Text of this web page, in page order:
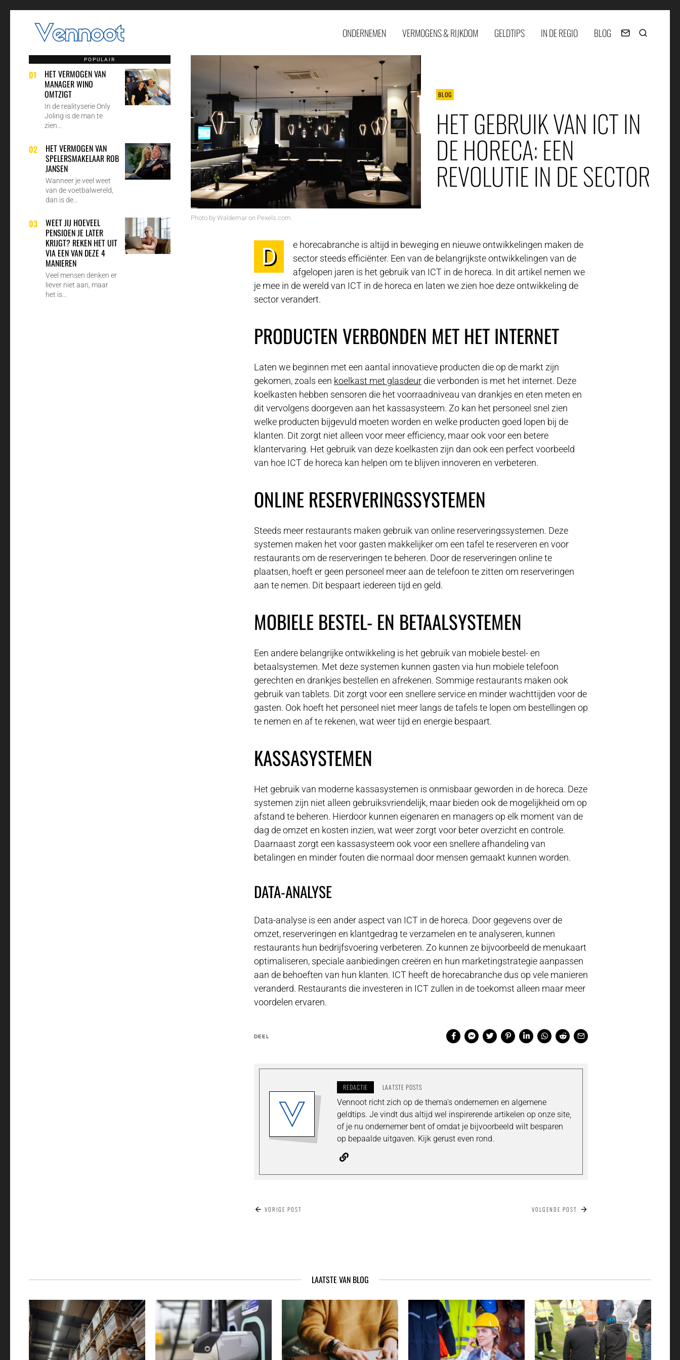
ONDERNEMEN VERMOGENS & RIJKDOM GELDTIPS IN DE REGIO BLOG
Photo by Waldemar on Pexels.com
BLOG
HET GEBRUIK VAN ICT IN
DE HORECA: EEN
REVOLUTIE IN DE SECTOR
D
e horecabranche is altijd in beweging en nieuwe ontwikkelingen maken de
sector steeds efficiënter. Een van de belangrijkste ontwikkelingen van de
afgelopen jaren is het gebruik van ICT in de horeca. In dit artikel nemen we
je mee in de wereld van ICT in de horeca en laten we zien hoe deze ontwikkeling de
sector verandert.
PRODUCTEN VERBONDEN MET HET INTERNET
Laten we beginnen met een aantal innovatieve producten die op de markt zijn
gekomen, zoals een koelkast met glasdeur die verbonden is met het internet. Deze
koelkasten hebben sensoren die het voorraadniveau van drankjes en eten meten en
dit vervolgens doorgeven aan het kassasysteem. Zo kan het personeel snel zien
welke producten bijgevuld moeten worden en welke producten goed lopen bij de
klanten. Dit zorgt niet alleen voor meer efficiency, maar ook voor een betere
klantervaring. Het gebruik van deze koelkasten zijn dan ook een perfect voorbeeld
van hoe ICT de horeca kan helpen om te blijven innoveren en verbeteren.
ONLINE RESERVERINGSSYSTEMEN
Steeds meer restaurants maken gebruik van online reserveringssystemen. Deze
systemen maken het voor gasten makkelijker om een tafel te reserveren en voor
restaurants om de reserveringen te beheren. Door de reserveringen online te
plaatsen, hoeft er geen personeel meer aan de telefoon te zitten om reserveringen
aan te nemen. Dit bespaart iedereen tijd en geld.
MOBIELE BESTEL- EN BETAALSYSTEMEN
Een andere belangrijke ontwikkeling is het gebruik van mobiele bestel- en
betaalsystemen. Met deze systemen kunnen gasten via hun mobiele telefoon
gerechten en drankjes bestellen en afrekenen. Sommige restaurants maken ook
gebruik van tablets. Dit zorgt voor een snellere service en minder wachttijden voor de
gasten. Ook hoeft het personeel niet meer langs de tafels te lopen om bestellingen op
te nemen en af te rekenen, wat weer tijd en energie bespaart.
KASSASYSTEMEN
Het gebruik van moderne kassasystemen is onmisbaar geworden in de horeca. Deze
systemen zijn niet alleen gebruiksvriendelijk, maar bieden ook de mogelijkheid om op
afstand te beheren. Hierdoor kunnen eigenaren en managers op elk moment van de
dag de omzet en kosten inzien, wat weer zorgt voor beter overzicht en controle.
Daarnaast zorgt een kassasysteem ook voor een snellere afhandeling van
betalingen en minder fouten die normaal door mensen gemaakt kunnen worden.
DATA-ANALYSE
Data-analyse is een ander aspect van ICT in de horeca. Door gegevens over de
omzet, reserveringen en klantgedrag te verzamelen en te analyseren, kunnen
restaurants hun bedrijfsvoering verbeteren. Zo kunnen ze bijvoorbeeld de menukaart
optimaliseren, speciale aanbiedingen creëren en hun marketingstrategie aanpassen
aan de behoeften van hun klanten. ICT heeft de horecabranche dus op vele manieren
veranderd. Restaurants die investeren in ICT zullen in de toekomst alleen maar meer
voordelen ervaren.
DEEL
REDACTIE LAATSTE POSTS
Vennoot richt zich op de thema's ondernemen en algemene
geldtips. Je vindt dus altijd wel inspirerende artikelen op onze site,
of je nu ondernemer bent of omdat je bijvoorbeeld wilt besparen
op bepaalde uitgaven. Kijk gerust even rond.
BERICHT
VORIGE POST VOLGENDE POST
POPULAIR
01
HET VERMOGEN VAN
MANAGER WINO
OMTZIGT
In de realityserie Only
Joling is de man te
zien…
02
HET VERMOGEN VAN
SPELERSMAKELAAR ROB
JANSEN
Wanneer je veel weet
van de voetbalwereld,
dan is de…
03
WEET JIJ HOEVEEL
PENSIOEN JE LATER
KRIJGT? REKEN HET UIT
VIA EEN VAN DEZE 4
MANIEREN
Veel mensen denken er
liever niet aan, maar
het is…
LAATSTE VAN BLOG